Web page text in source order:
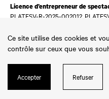
Licence d’entrepreneur de
PLATESV-R-2025-002012,
Ce site utilise des cookies et
contrôle sur ceux que vous
Accepter Refuser